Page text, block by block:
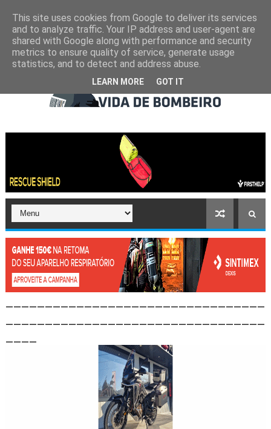
This site uses cookies from Google to deliver its services
and to analyze traffic. Your IP address and user-agent are
shared with Google along with performance and security
metrics to ensure quality of service, generate usage
statistics, and to detect and address abuse.
LEARN MORE GOT IT